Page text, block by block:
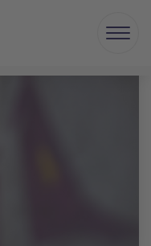
Menu